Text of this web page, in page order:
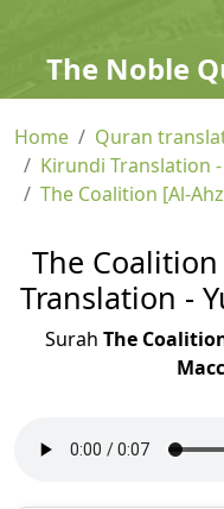
The Noble
Home
Quran
Kirundi Translation
The Coalition [Al-
The
Translation -
Surah The